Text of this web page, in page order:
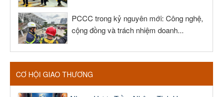
PCCC trong kỷ nguyên mới: Công nghệ,
cộng đồng và trách nhiệm doanh...
CƠ HỘI GIAO THƯƠNG